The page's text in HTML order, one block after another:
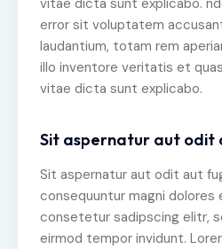
vitae dicta sunt explicabo.
error sit voluptatem
laudantium, totam rem
illo inventore veritatis et
vitae dicta sunt explicabo.
Sit aspernatur aut odit
Sit aspernatur aut odit aut
consequuntur magni dolores
consetetur sadipscing elitr,
eirmod tempor invidunt.